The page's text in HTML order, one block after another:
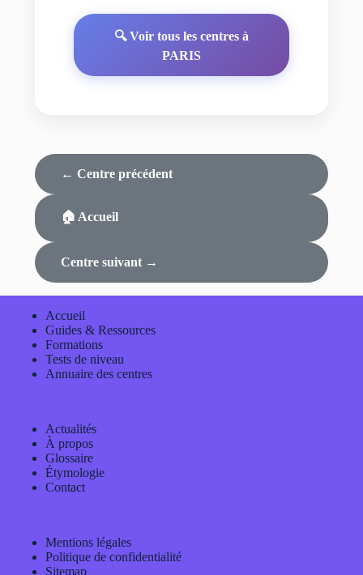
🔍 Voir tous les centres à
PARIS
← Centre précédent
🏠 Accueil
Centre suivant →
Accueil
Guides & Ressources
Formations
Tests de niveau
Annuaire des centres
Actualités
À propos
Glossaire
Étymologie
Contact
Mentions légales
Politique de confidentialité
Sitemap